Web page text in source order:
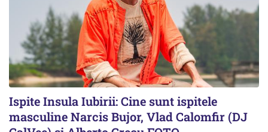
Ispite Insula Iubirii: Cine sunt ispitele
masculine Narcis Bujor, Vlad Calomfir (DJ